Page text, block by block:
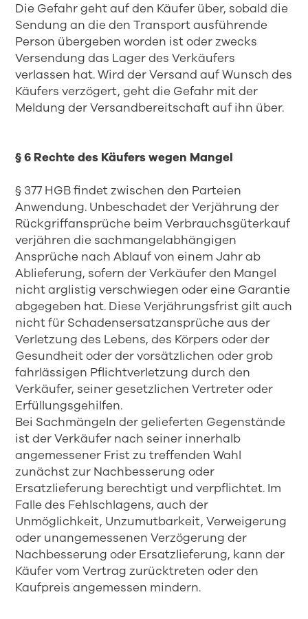
Die Gefahr geht auf den Käufer über, sobald die
Sendung an die den Transport ausführende
Person übergeben worden ist oder zwecks
Versendung das Lager des Verkäufers
verlassen hat. Wird der Versand auf Wunsch des
Käufers verzögert, geht die Gefahr mit der
Meldung der Versandbereitschaft auf ihn über.
§ 6 Rechte des Käufers wegen Mangel
§ 377 HGB findet zwischen den Parteien
Anwendung. Unbeschadet der Verjährung der
Rückgriffansprüche beim Verbrauchsgüterkauf
verjähren die sachmangelabhängigen
Ansprüche nach Ablauf von einem Jahr ab
Ablieferung, sofern der Verkäufer den Mangel
nicht arglistig verschwiegen oder eine Garantie
abgegeben hat. Diese Verjährungsfrist gilt auch
nicht für Schadensersatzansprüche aus der
Verletzung des Lebens, des Körpers oder der
Gesundheit oder der vorsätzlichen oder grob
fahrlässigen Pflichtverletzung durch den
Verkäufer, seiner gesetzlichen Vertreter oder
Erfüllungsgehilfen.
Bei Sachmängeln der gelieferten Gegenstände
ist der Verkäufer nach seiner innerhalb
angemessener Frist zu treffenden Wahl
zunächst zur Nachbesserung oder
Ersatzlieferung berechtigt und verpflichtet. Im
Falle des Fehlschlagens, auch der
Unmöglichkeit, Unzumutbarkeit, Verweigerung
oder unangemessenen Verzögerung der
Nachbesserung oder Ersatzlieferung, kann der
Käufer vom Vertrag zurücktreten oder den
Kaufpreis angemessen mindern.